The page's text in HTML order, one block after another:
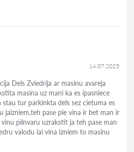
14.07.2025
Dels Zviedrija ar masinu avareja
masina uz mani ka es ipasniece
stau tur parkinkta dels sez cietuma es
jaizniem,teh pase pie vina ir bet man ir
pilnvaru uzrakstit ja teh pase man
valodu lai vina izniem to masinu